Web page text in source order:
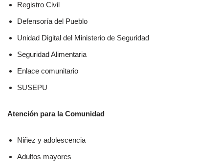
Registro Civil
Defensoría del Pueblo
Unidad Digital del Ministerio de Seguridad
Seguridad Alimentaria
Enlace comunitario
SUSEPU
Atención para la Comunidad
Niñez y adolescencia
Adultos mayores